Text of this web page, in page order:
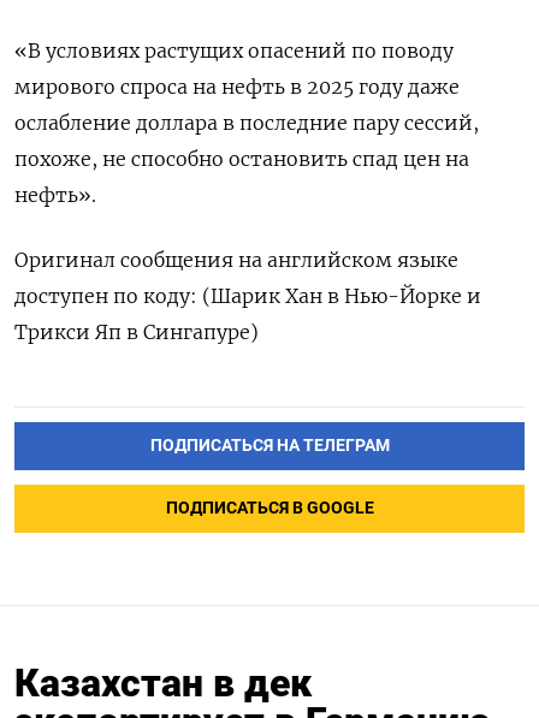
«В условиях растущих опасений по поводу
мирового спроса на нефть в 2025 году даже
ослабление доллара в последние пару сессий,
похоже, не способно остановить спад цен на
нефть».
Оригинал сообщения на английском языке
доступен по коду: (Шарик Хан в Нью-Йорке и
Трикси Яп в Сингапуре)
ПОДПИСАТЬСЯ НА ТЕЛЕГРАМ
ПОДПИСАТЬСЯ В GOOGLE
Казахстан в дек